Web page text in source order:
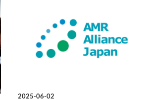
2025-06-02